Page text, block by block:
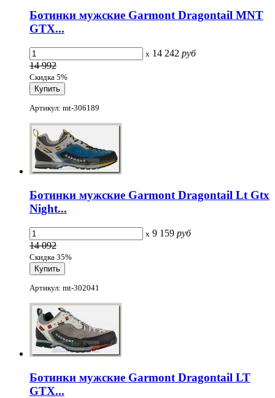
Ботинки мужские Garmont Dragontail MNT
GTX...
x 14 242 руб
14 992
Скидка 5%
Артикул: mt-306189
Ботинки мужские Garmont Dragontail Lt Gtx
Night...
x 9 159 руб
14 092
Скидка 35%
Артикул: mt-302041
Ботинки мужские Garmont Dragontail LT
GTX...